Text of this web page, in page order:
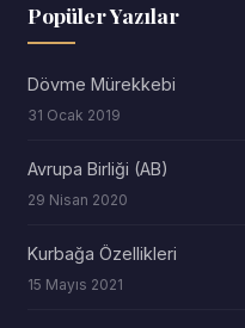
Popüler Yazılar
Dövme Mürekkebi
31 Ocak 2019
Avrupa Birliği (AB)
29 Nisan 2020
Kurbağa Özellikleri
15 Mayıs 2021